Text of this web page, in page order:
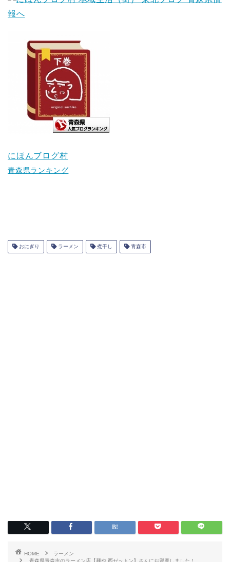
にほんブログ村
青森県ランキング
おにぎり ラーメン 煮干し 青森市
HOME
ラーメン
青森県青森市のラーメン店【麺や 西ゼットン】さんにお邪魔しました！